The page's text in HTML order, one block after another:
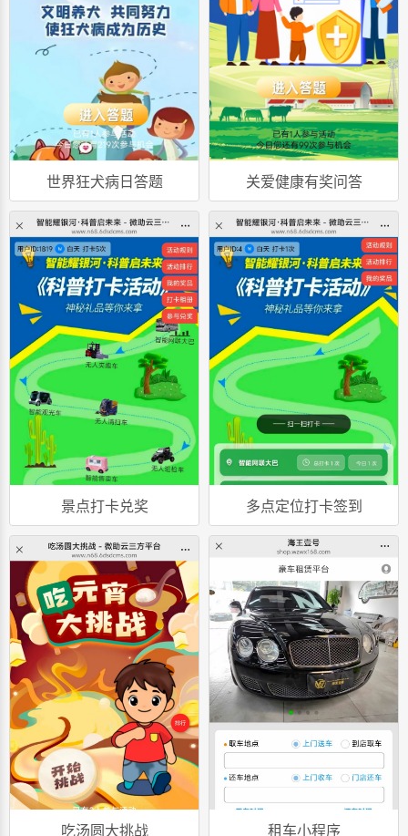
世界狂犬病日答题 关爱健康有奖问答
景点打卡兑奖 多点定位打卡签到
吃汤圆大挑战 租车小程序